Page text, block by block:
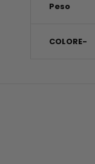
Peso
COLORE-